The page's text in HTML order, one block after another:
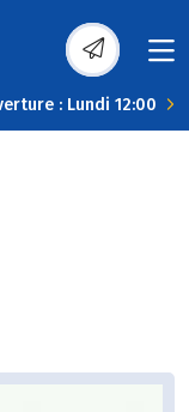
: Lundi 12:00